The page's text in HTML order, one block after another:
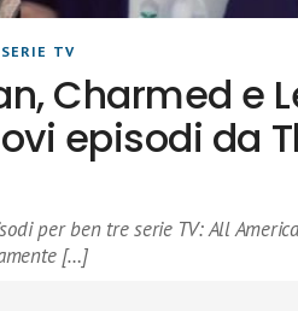
SERIE TV
Charmed e
episodi da
per ben tre serie TV: All
[…]